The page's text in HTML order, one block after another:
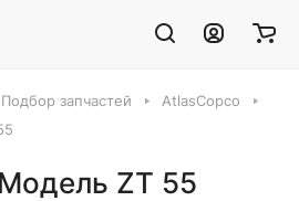
Подбор запчастей
AtlasCopco
ZT 55